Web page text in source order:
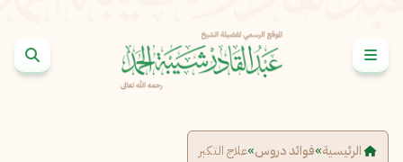
الرئيسية»فوائد دروس»علاج التكبر
الإبلاغ عن مشكلة